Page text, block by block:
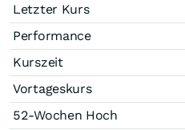
Letzter Kurs
Performance
Kurszeit
Vortageskurs
52-Wochen Hoch